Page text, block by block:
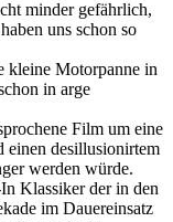
minder gefährlich,
uns schon so
kleine Motorpanne in
in arge
Film um eine
einen desillusionirtem
werden würde.
Klassiker der in den
im Dauereinsatz